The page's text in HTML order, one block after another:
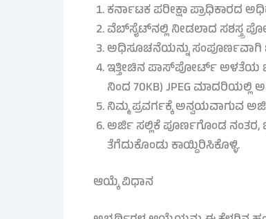
ಕರ್ನಾಟಕ ಪರೀಕ್ಷಾ ಪ್ರಾಧಿಕಾರದ
ವೆಬ್‌ಸೈಟ್‌ನಲ್ಲಿ ನೀಡಲಾದ ಸಶಸ್ತ್ರ
ಅಧಿಸೂಚನೆಯನ್ನು ಸಂಪೂರ್ಣವಾಗಿ
ಇತ್ತೀಚಿನ ಪಾಸ್‌ಪೋರ್ಟ್ ಅಳತೆಯ
ನಿಂದ 70KB) JPEG
ನಿಮ್ಮ ಪ್ರವರ್ಗಕ್ಕೆ ಅನ್ವಯವಾಗುವ
ಅರ್ಜಿ ಸಲ್ಲಿಕೆ ಪೂರ್ಣಗೊಂಡ
ತೆಗೆದುಕೊಂಡು ಕಾಯ್ದಿರಿಸಿಕೊಳ್ಳಿ.
ಆಯ್ಕೆ ವಿಧಾನ